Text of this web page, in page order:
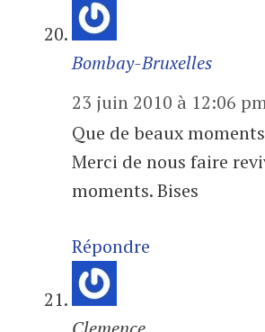
Bombay-Bruxelles
23 juin 2010 à 12:06
Que de beaux
Merci de nous faire
moments. Bises
Répondre